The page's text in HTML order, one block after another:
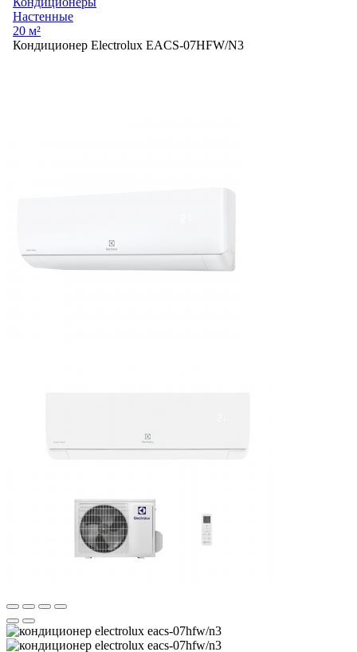
Настенные
20 м²
Кондиционер Electrolux EACS-07HFW/N3